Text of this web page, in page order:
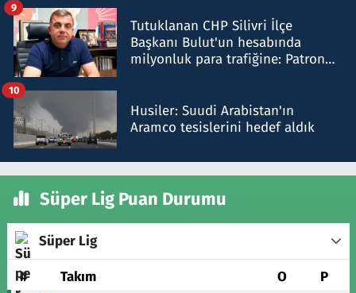
Tutuklanan CHP Silivri İlçe
Başkanı Bulut'un hesabında
milyonluk para trafiğine: Patron
9
Husiler: Suudi Arabistan'ın
Aramco tesislerini hedef aldık
10
Süper Lig Puan Durumu
Süper Lig
# Takım O P